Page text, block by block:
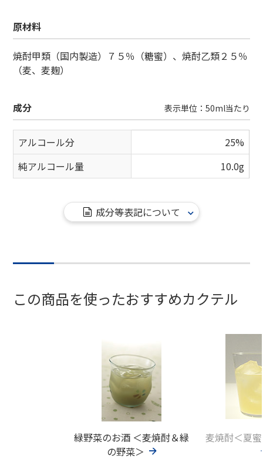
原材料
焼酎甲類（国内製造）７５％（糖蜜）、焼酎乙類２５％
（麦、麦麹）
成分 表示単位：50ml当たり
アルコール分
25%
純アルコール量
10.0g
成分等表記について
この商品を使ったおすすめカクテル
緑野菜のお酒 ＜麦焼酎＆緑
の野菜＞
麦焼酎＜夏